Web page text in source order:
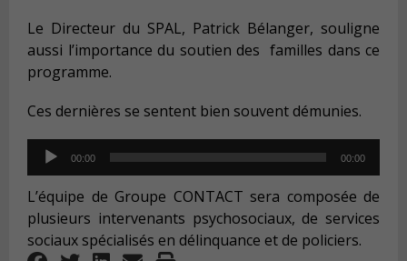
Le Directeur du SPAL, Patrick Bélanger, souligne
aussi l’importance du soutien des familles dans ce
programme.
Ces dernières se sentent bien souvent démunies.
Audio
Player
00:00 00:00
L’équipe de Groupe CONTACT sera composée de
plusieurs intervenants psychosociaux, de services
sociaux spécialisés en délinquance et de policiers.